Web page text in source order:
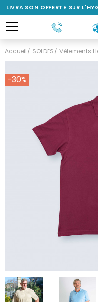
Accueil SOLDES Vêtements
-30%
LIVRAISON OFFERTE SUR